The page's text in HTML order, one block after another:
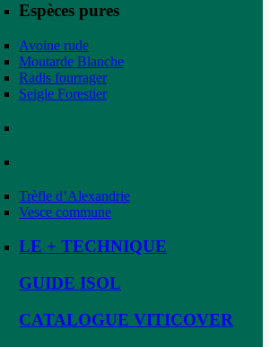
Espèces pures
Avoine rude
Moutarde Blanche
Radis fourrager
Seigle Forestier
Trèfle d’Alexandrie
Vesce commune
LE + TECHNIQUE
GUIDE ISOL
CATALOGUE VITICOVER